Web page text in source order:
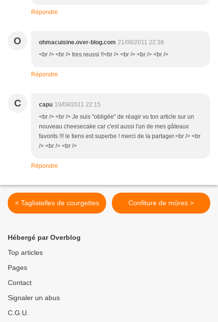
Répondre
O ohmacuisine.over-blog.com 21/08/2011 22:38
<br /> <br /> tres reussi !!<br /> <br /> <br /> <br />
Répondre
C capu 19/08/2011 22:15
<br /> <br /> Je suis "obligée" de réagir vu ton article sur un
nouveau cheesecake car c'est aussi l'un de mes gâteaux
favorits !!! le tiens est superbe ! merci de la partager.<br /> <br
/> <br /> <br />
Répondre
< Tagliatelles de courgettes Confiture de mûres >
Hébergé par Overblog
Top articles
Pages
Contact
Signaler un abus
C.G.U.